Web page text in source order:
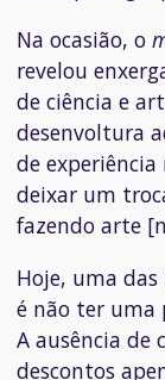
Na ocasião, o
revelou
de ciência e
desenvoltura
de experiência
deixar um
fazendo arte
Hoje, uma
é não ter uma
A ausência de
descontos